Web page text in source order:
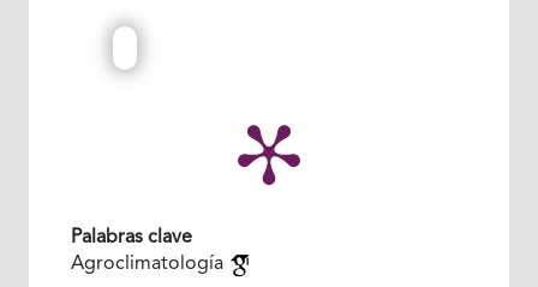
Palabras clave
Agroclimatología